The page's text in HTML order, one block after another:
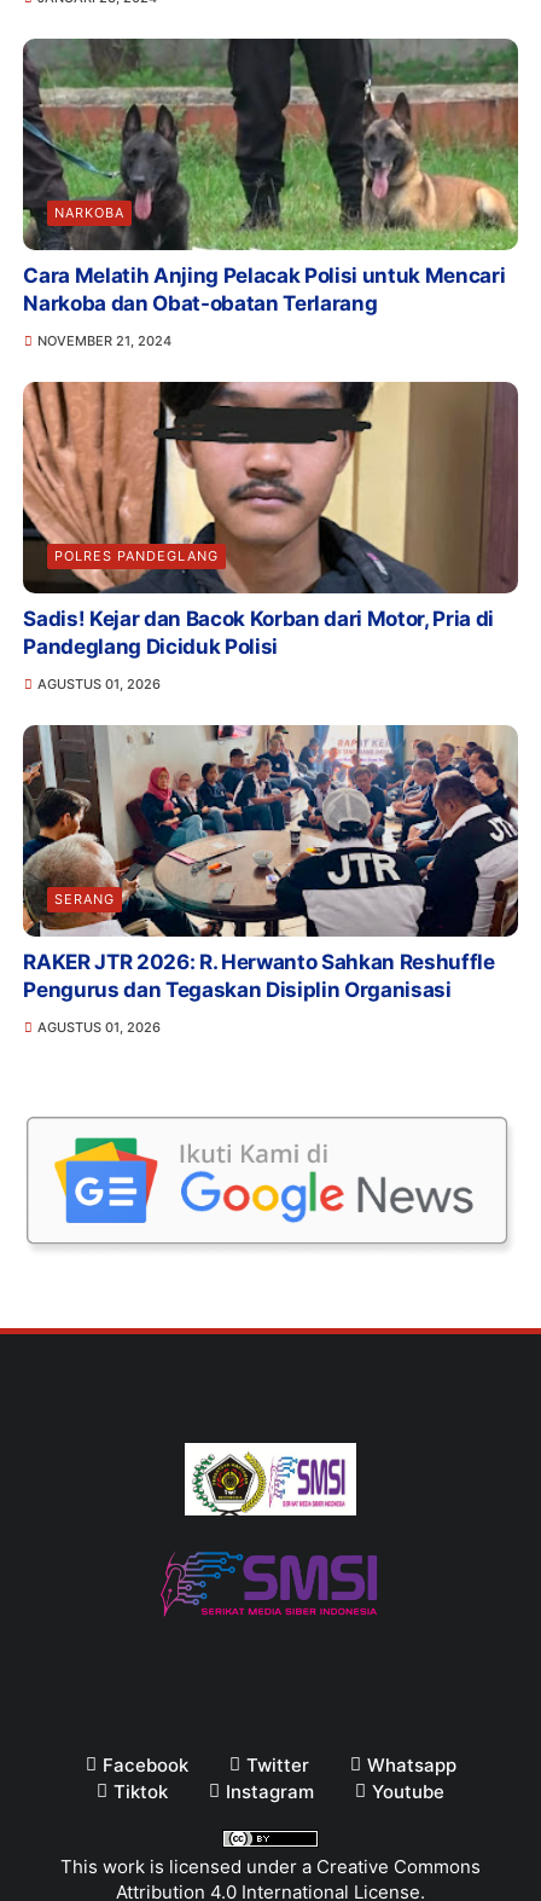
NARKOBA
Cara Melatih Anjing Pelacak Polisi untuk Mencari
Narkoba dan Obat-obatan Terlarang
NOVEMBER 21, 2024
POLRES PANDEGLANG
Sadis! Kejar dan Bacok Korban dari Motor, Pria di
Pandeglang Diciduk Polisi
AGUSTUS 01, 2026
SERANG
RAKER JTR 2026: R. Herwanto Sahkan Reshuffle
Pengurus dan Tegaskan Disiplin Organisasi
AGUSTUS 01, 2026
Facebook Twitter
Whatsapp
Tiktok
Instagram Youtube
This work is licensed under a Creative Commons
Attribution 4.0 International License.